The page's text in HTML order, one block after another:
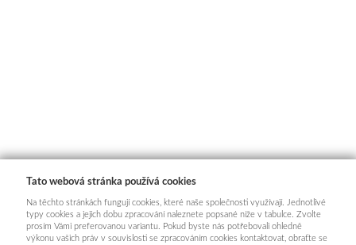
Tato webová stránka používá cookies
Na těchto stránkách fungují cookies, které naše společnosti využívají. Jednotlivé
typy cookies a jejich dobu zpracování naleznete popsané níže v tabulce. Zvolte
prosím Vámi preferovanou variantu. Pokud byste nás potřebovali ohledně
výkonu vašich práv v souvislosti se zpracováním cookies kontaktovat, obraťte se